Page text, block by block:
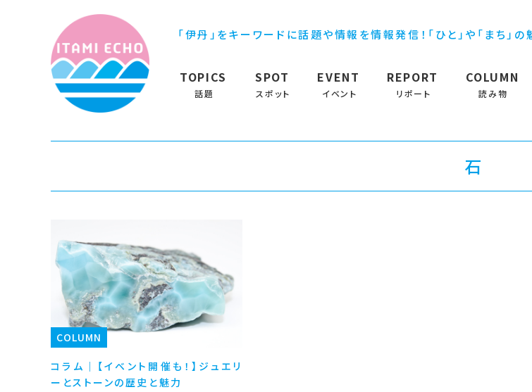
「伊丹」をキーワードに話題や情報を情報発信！「ひと」や「まち」
TOPICS
話題
SPOT
スポット
EVENT
イベント
REPORT
リポート
COLUMN
読み物
石
COLUMN
コラム｜【イベント開催も！】ジュエリ
ーとストーンの歴史と魅力